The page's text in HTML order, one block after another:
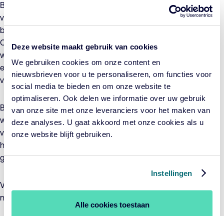
Deze website maakt gebruik van cookies
We gebruiken cookies om onze content en
nieuwsbrieven voor u te personaliseren, om functies voor
social media te bieden en om onze website te
optimaliseren. Ook delen we informatie over uw gebruik
van onze site met onze leveranciers voor het maken van
deze analyses. U gaat akkoord met onze cookies als u
onze website blijft gebruiken.
Instellingen
Alle cookies toestaan
Beleggingsbeleid aanpassen ten aanzien van het uitsluiten
van beleggingen in ondernemingen of instellingen die
betrokken zijn bij de productie van conventionele wapens.
Ondernemingen die conventionele wapens produceren
worden niet langer uitgesloten van belegging. Tot slot wordt
een aantal andere niet-materiële aanscherpingen en
verduidelijkingen aangebracht.
Bij al deze aanpassingen is er geen sprake van wijzigingen
waardoor rechten of zekerheden van Participanten worden
verminderd of lasten aan hen worden opgelegd, of waardoor
het beleggingsbeleid of de beleggingsstrategie worden
gewijzigd.
Voor meer informatie over de aanpassingen verwijzen wij u
naar onderstaand addendum: